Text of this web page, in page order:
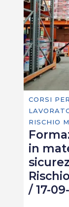
CORSI
RISCHIO
in
/ 17-